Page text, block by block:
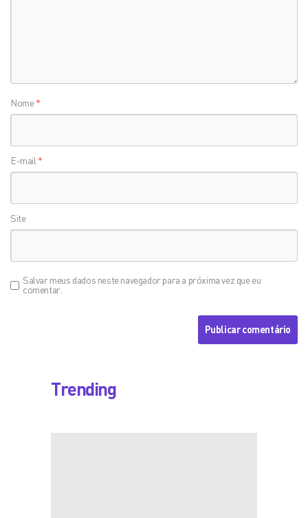
Nome*
E-mail*
Site
Salvar meus dados neste navegador para a próxima vez que eu
comentar.
Trending